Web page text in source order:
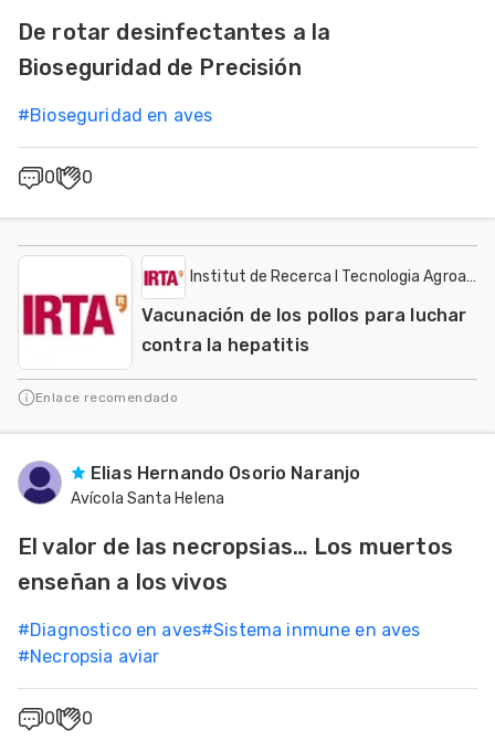
De rotar desinfectantes a la
Bioseguridad de Precisión
#Bioseguridad en aves
0 0
Institut de Recerca I Tecnologia
Vacunación de los pollos para luchar
contra la hepatitis
Enlace recomendado
Elias Hernando Osorio Naranjo
Avícola Santa Helena
El valor de las necropsias… Los muertos
enseñan a los vivos
#Diagnostico en aves#Sistema inmune en aves
#Necropsia aviar
0 0